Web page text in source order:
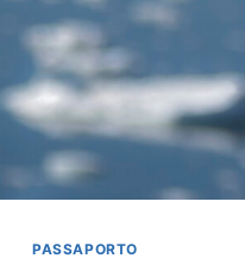
PASSAPORTO